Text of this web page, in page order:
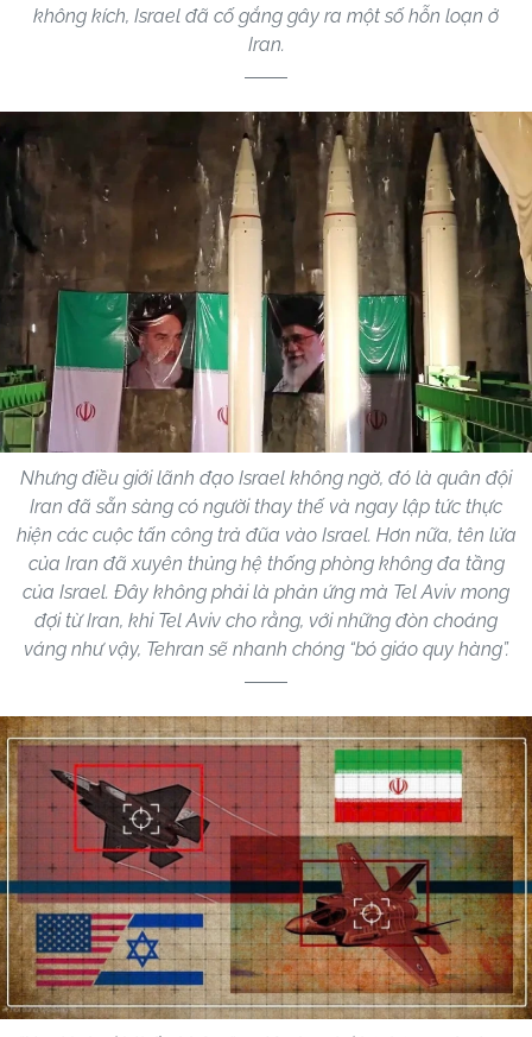
không kích, Israel đã cố gắng gây ra một số hỗn loạn ở
Iran.
Nhưng điều giới lãnh đạo Israel không ngờ, đó là quân đội
Iran đã sẵn sàng có người thay thế và ngay lập tức thực
hiện các cuộc tấn công trả đũa vào Israel. Hơn nữa, tên lửa
của Iran đã xuyên thủng hệ thống phòng không đa tầng
của Israel. Đây không phải là phản ứng mà Tel Aviv mong
đợi từ Iran, khi Tel Aviv cho rằng, với những đòn choáng
váng như vậy, Tehran sẽ nhanh chóng “bó giáo quy hàng”.